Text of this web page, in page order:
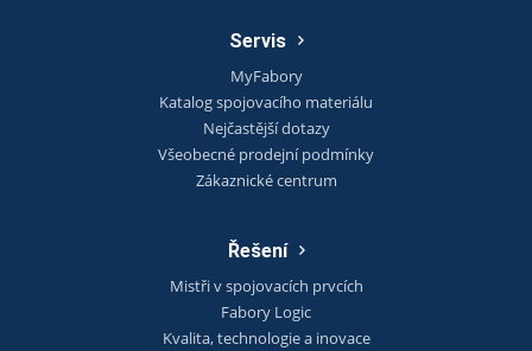
Servis
MyFabory
Katalog spojovacího materiálu
Nejčastější dotazy
Všeobecné prodejní podmínky
Zákaznické centrum
Řešení
Mistři v spojovacích prvcích
Fabory Logic
Kvalita, technologie a inovace